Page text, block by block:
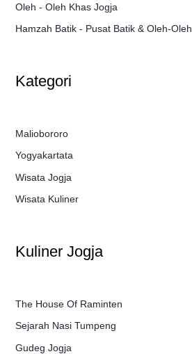
Oleh - Oleh Khas Jogja
Hamzah Batik - Pusat Batik & Oleh-Oleh
Kategori
Maliobororo
Yogyakartata
Wisata Jogja
Wisata Kuliner
Kuliner Jogja
The House Of Raminten
Sejarah Nasi Tumpeng
Gudeg Jogja